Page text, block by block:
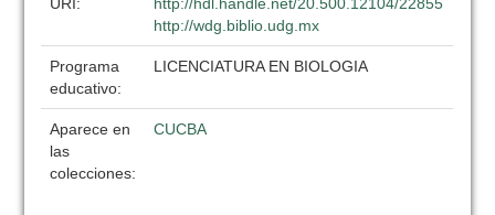
http://wdg.biblio.udg.mx
Programa
educativo:
LICENCIATURA EN BIOLOGIA
Aparece en
las
colecciones:
CUCBA